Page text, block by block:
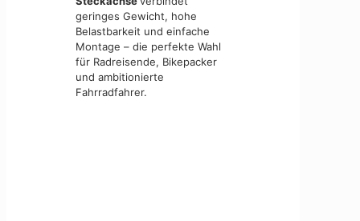
geringes Gewicht, hohe
Belastbarkeit und einfache
Montage – die perfekte Wahl
für Radreisende, Bikepacker
und ambitionierte
Fahrradfahrer.